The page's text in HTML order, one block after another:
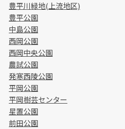
豊平川緑地(上流地区)
豊平公園
中島公園
西岡公園
西岡中央公園
農試公園
発寒西陵公園
平岡公園
平岡樹芸センター
星置公園
前田公園